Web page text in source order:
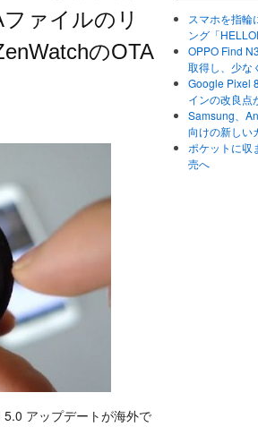
ァイルのリ
のOTA
アップデートが海外で
スマホを指輪
ング「
OPPO Find
取得し、少な
Google Pixel
インの改良点
Samsung、
向けの新しい
ポケットに収
売へ